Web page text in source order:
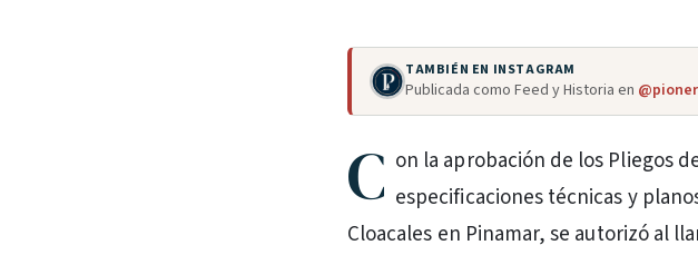
TAMBIÉN EN INSTAGRAM
Publicada como Feed y Historia en
C on la aprobación de los Pliegos
especificaciones técnicas y
Cloacales en Pinamar, se autorizó al